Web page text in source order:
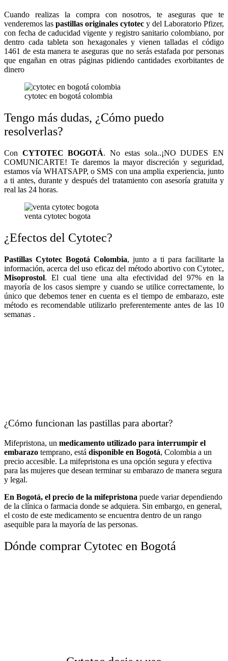
Cuando realizas la compra con nosotros, te aseguras que te
venderemos las pastillas originales cytotec y del Laboratorio Pfizer,
con fecha de caducidad vigente y registro sanitario colombiano, por
dentro cada tableta son hexagonales y vienen talladas el código
1461 de esta manera te aseguras que no serás estafada por personas
que engañan en otras páginas pidiendo cantidades exorbitantes de
dinero
cytotec en bogotá colombia
Tengo más dudas, ¿Cómo puedo
resolverlas?
Con CYTOTEC BOGOTÁ. No estas sola..¡NO DUDES EN
COMUNICARTE! Te daremos la mayor discreción y seguridad,
estamos vía WHATSAPP, o SMS con una amplia experiencia, junto
a ti antes, durante y después del tratamiento con asesoría gratuita y
real las 24 horas.
venta cytotec bogota
¿Efectos del Cytotec?
Pastillas Cytotec Bogotá Colombia, junto a ti para facilitarte la
información, acerca del uso eficaz del método abortivo con Cytotec,
Misoprostol. El cual tiene una alta efectividad del 97% en la
mayoría de los casos siempre y cuando se utilice correctamente, lo
único que debemos tener en cuenta es el tiempo de embarazo, este
método es recomendable utilizarlo preferentemente antes de las 10
semanas .
¿Cómo funcionan las pastillas para abortar?
Mifepristona, un medicamento utilizado para interrumpir el
embarazo temprano, está disponible en Bogotá, Colombia a un
precio accesible. La mifepristona es una opción segura y efectiva
para las mujeres que desean terminar su embarazo de manera segura
y legal.
En Bogotá, el precio de la mifepristona puede variar dependiendo
de la clínica o farmacia donde se adquiera. Sin embargo, en general,
el costo de este medicamento se encuentra dentro de un rango
asequible para la mayoría de las personas.
Dónde comprar Cytotec en Bogotá